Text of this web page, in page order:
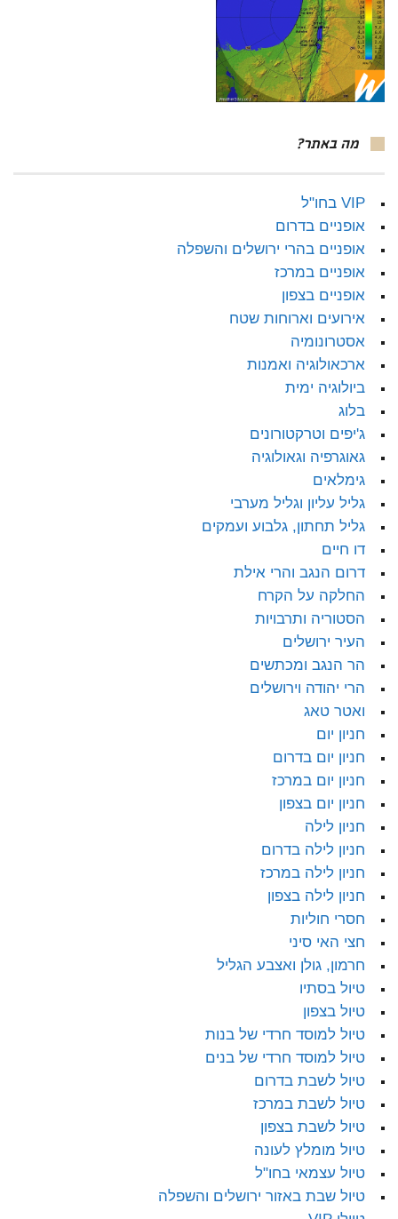
מה באתר?
VIP בחו"ל
אופניים בדרום
אופניים בהרי ירושלים והשפלה
אופניים במרכז
אופניים בצפון
אירועים וארוחות שטח
אסטרונומיה
ארכאולוגיה ואמנות
ביולוגיה ימית
בלוג
ג'יפים וטרקטורונים
גאוגרפיה וגאולוגיה
גימלאים
גליל עליון וגליל מערבי
גליל תחתון, גלבוע ועמקים
דו חיים
דרום הנגב והרי אילת
החלקה על הקרח
הסטוריה ותרבויות
העיר ירושלים
הר הנגב ומכתשים
הרי יהודה וירושלים
ואטר טאג
חניון יום
חניון יום בדרום
חניון יום במרכז
חניון יום בצפון
חניון לילה
חניון לילה בדרום
חניון לילה במרכז
חניון לילה בצפון
חסרי חוליות
חצי האי סיני
חרמון, גולן ואצבע הגליל
טיול בסתיו
טיול בצפון
טיול למוסד חרדי של בנות
טיול למוסד חרדי של בנים
טיול לשבת בדרום
טיול לשבת במרכז
טיול לשבת בצפון
טיול מומלץ לעונה
טיול עצמאי בחו"ל
טיול שבת באזור ירושלים והשפלה